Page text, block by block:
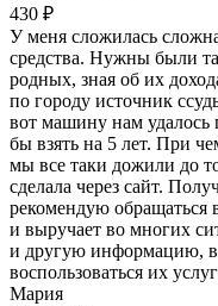
430 ₽
У меня сложилась
средства. Нужны были
родных, зная об их
по городу источник
вот машину нам удалось
бы взять на 5 лет. При
мы все таки дожили до
сделала через сайт.
рекомендую обращаться
и выручает во многих
и другую информацию,
воспользоваться их
Мария